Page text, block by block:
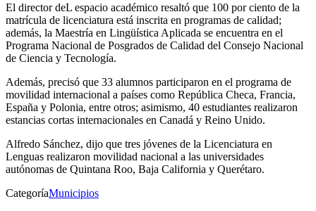
El director deL espacio académico resaltó que 100 por ciento de la
matrícula de licenciatura está inscrita en programas de calidad;
además, la Maestría en Lingüística Aplicada se encuentra en el
Programa Nacional de Posgrados de Calidad del Consejo Nacional
de Ciencia y Tecnología.
Además, precisó que 33 alumnos participaron en el programa de
movilidad internacional a países como República Checa, Francia,
España y Polonia, entre otros; asimismo, 40 estudiantes realizaron
estancias cortas internacionales en Canadá y Reino Unido.
Alfredo Sánchez, dijo que tres jóvenes de la Licenciatura en
Lenguas realizaron movilidad nacional a las universidades
autónomas de Quintana Roo, Baja California y Querétaro.
CategoríaMunicipios